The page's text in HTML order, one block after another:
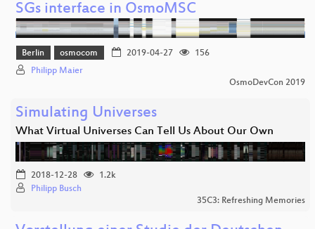
SGs interface in OsmoMSC
Berlin osmocom 2019-04-27
156
Philipp Maier
OsmoDevCon 2019
Simulating Universes
What Virtual Universes Can Tell Us About Our Own
2018-12-28
1.2k
Philipp Busch
35C3: Refreshing Memories